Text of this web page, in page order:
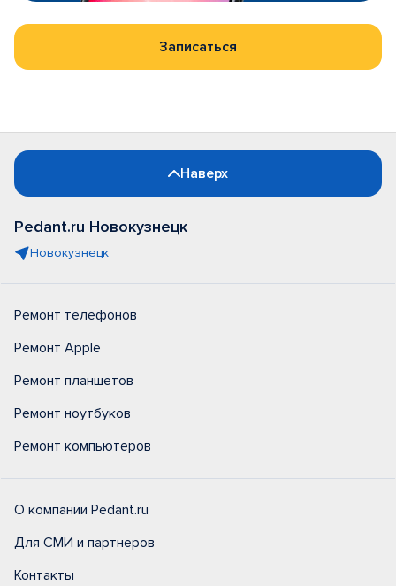
Записаться
Наверх
Pedant.ru Новокузнецк
Новокузнецк
Ремонт телефонов
Ремонт Apple
Ремонт планшетов
Ремонт ноутбуков
Ремонт компьютеров
О компании Pedant.ru
Для СМИ и партнеров
Контакты